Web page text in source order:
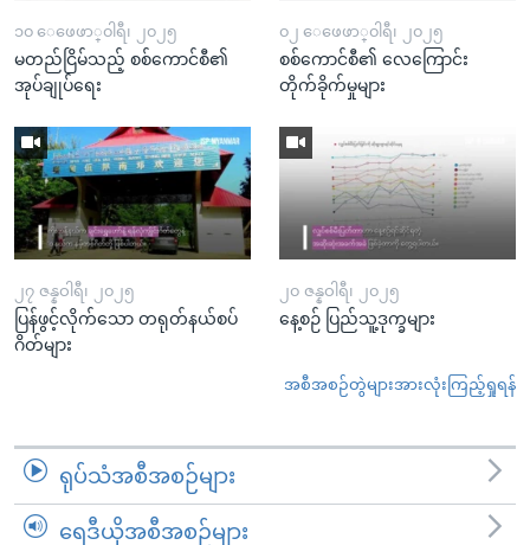
၁၀ ေဖေဖာ္၀ါရီ၊ ၂၀၂၅
မတည်ငြိမ်သည့် စစ်ကောင်စီ၏
အုပ်ချုပ်ရေး
၀၂ ေဖေဖာ္၀ါရီ၊ ၂၀၂၅
စစ်ကောင်စီ၏ လေကြောင်း
တိုက်ခိုက်မှုများ
၂၇ ဇန္နဝါရီ၊ ၂၀၂၅
ပြန်ဖွင့်လိုက်သော တရုတ်နယ်စပ်
ဂိတ်များ
၂၀ ဇန္နဝါရီ၊ ၂၀၂၅
နေ့စဉ် ပြည်သူ့ဒုက္ခများ
အစီအစဉ်တွဲများအားလုံးကြည့်ရှုရန်
ရုပ်သံအစီအစဉ်များ
ရေဒီယိုအစီအစဉ်များ